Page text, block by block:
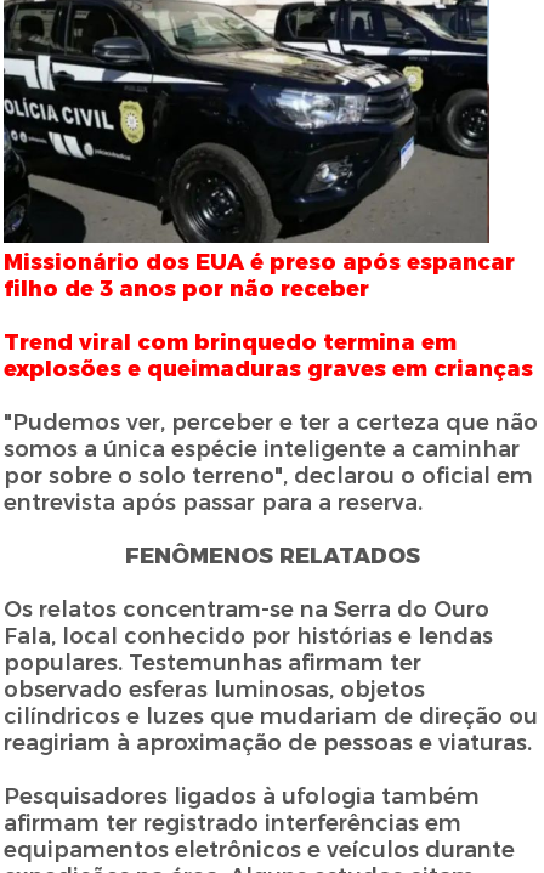
Missionário dos EUA é preso após espancar
filho de 3 anos por não receber
Trend viral com brinquedo termina em
explosões e queimaduras graves em crianças
"Pudemos ver, perceber e ter a certeza que não
somos a única espécie inteligente a caminhar
por sobre o solo terreno", declarou o oficial em
entrevista após passar para a reserva.
FENÔMENOS RELATADOS
Os relatos concentram-se na Serra do Ouro
Fala, local conhecido por histórias e lendas
populares. Testemunhas afirmam ter
observado esferas luminosas, objetos
cilíndricos e luzes que mudariam de direção ou
reagiriam à aproximação de pessoas e viaturas.
Pesquisadores ligados à ufologia também
afirmam ter registrado interferências em
equipamentos eletrônicos e veículos durante